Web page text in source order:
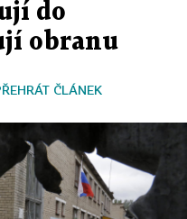
do
obranu
ČLÁNEK